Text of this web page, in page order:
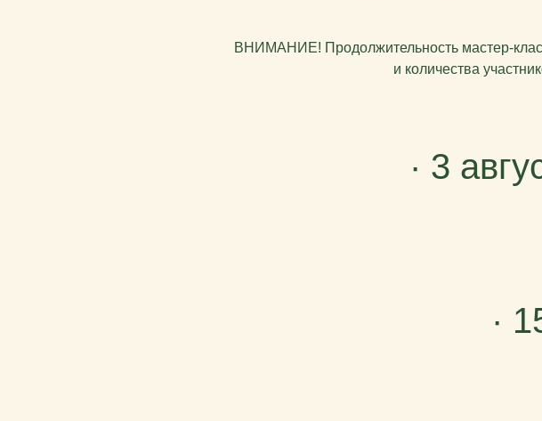
ВНИМАНИЕ! Продолжительность мастер-
и количества
· 3
·